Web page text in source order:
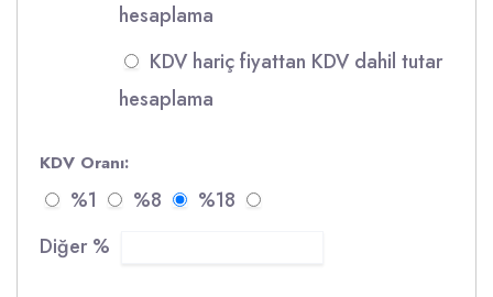
hesaplama
KDV hariç fiyattan KDV dahil tutar
hesaplama
KDV Oranı:
%1 %8
%18
Diğer %